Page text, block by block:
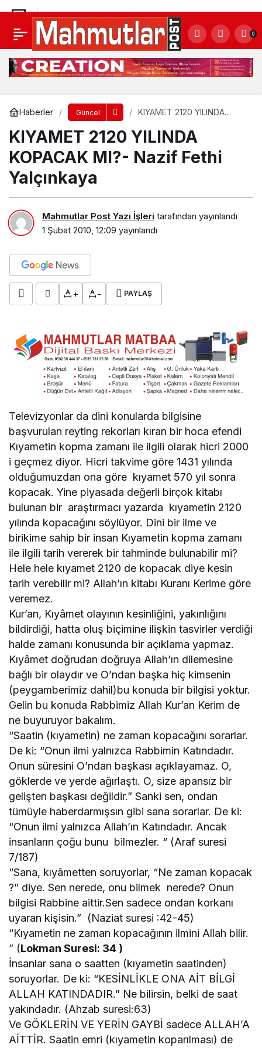
0
Haberler Güncel
KIYAMET 2120 YILINDA
Yalçınkaya
KIYAMET 2120 YILINDA
KOPACAK MI?- Nazif Fethi
Yalçınkaya
Mahmutlar Post Yazı İşleri tarafından yayınlandı
1 Şubat 2010, 12:09 yayınlandı
+ - PAYLAŞ
Televizyonlar da dini konularda bilgisine
başvurulan reyting rekorları kıran bir hoca efendi
Kıyametin kopma zamanı ile ilgili olarak hicri 2000
i geçmez diyor. Hicri takvime göre 1431 yılında
olduğumuzdan ona göre kıyamet 570 yıl sonra
kopacak. Yine piyasada değerli birçok kitabı
bulunan bir araştırmacı yazarda kıyametin 2120
yılında kopacağını söylüyor. Dini bir ilme ve
birikime sahip bir insan Kıyametin kopma zamanı
ile ilgili tarih vererek bir tahminde bulunabilir mi?
Hele hele kıyamet 2120 de kopacak diye kesin
tarih verebilir mi? Allah’ın kitabı Kuranı Kerime göre
veremez.
Kur’an, Kıyâmet olayının kesinliğini, yakınlığını
bildirdiği, hatta oluş biçimine ilişkin tasvirler verdiği
halde zamanı konusunda bir açıklama yapmaz.
Kıyâmet doğrudan doğruya Allah’ın dilemesine
bağlı bir olaydır ve O’ndan başka hiç kimsenin
(peygamberimiz dahil)bu konuda bir bilgisi yoktur.
Gelin bu konuda Rabbimiz Allah Kur’an Kerim de
ne buyuruyor bakalım.
“Saatin (kıyametin) ne zaman kopacağını sorarlar.
De ki: “Onun ilmi yalnızca Rabbimin Katındadır.
Onun süresini O’ndan başkası açıklayamaz. O,
göklerde ve yerde ağırlaştı. O, size apansız bir
gelişten başkası değildir.” Sanki sen, ondan
tümüyle haberdarmışsın gibi sana sorarlar. De ki:
“Onun ilmi yalnızca Allah’ın Katındadır. Ancak
insanların çoğu bunu bilmezler. “ (Araf suresi
7/187)
“Sana, kıyâmetten soruyorlar, “Ne zaman kopacak
?” diye. Sen nerede, onu bilmek nerede? Onun
bilgisi Rabbine aittir.Sen sadece ondan korkanı
uyaran kişisin.” (Naziat suresi :42-45)
“Kıyametin ne zaman kopacağının ilmini Allah bilir.
” (Lokman Suresi: 34 )
İnsanlar sana o saatten (kıyametin saatinden)
soruyorlar. De ki: “KESİNLİKLE ONA AİT BİLGİ
ALLAH KATINDADIR.” Ne bilirsin, belki de saat
yakındadır. (Ahzab suresi:63)
Ve GÖKLERİN VE YERİN GAYBİ sadece ALLAH’A
AİTTİR. Saatin emri (kıyametin koparılması) de
KIYAMET 2120 YILINDA KOPACAK MI?- Nazif
Fethi Yalçınkaya
Yorum Yap